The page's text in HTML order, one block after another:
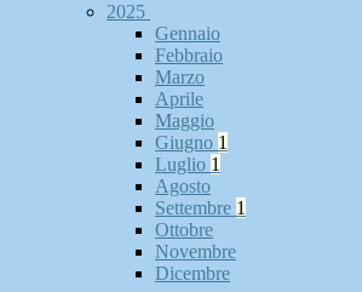
2025
Gennaio
Febbraio
Marzo
Aprile
Maggio
Giugno 1
Luglio 1
Agosto
Settembre 1
Ottobre
Novembre
Dicembre